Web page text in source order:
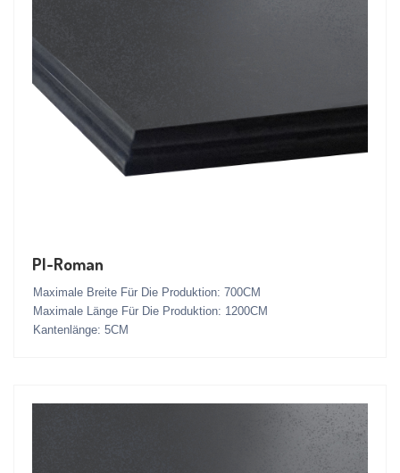
PI-Roman
Maximale Breite Für Die Produktion: 700CM
Maximale Länge Für Die Produktion: 1200CM
Kantenlänge: 5CM